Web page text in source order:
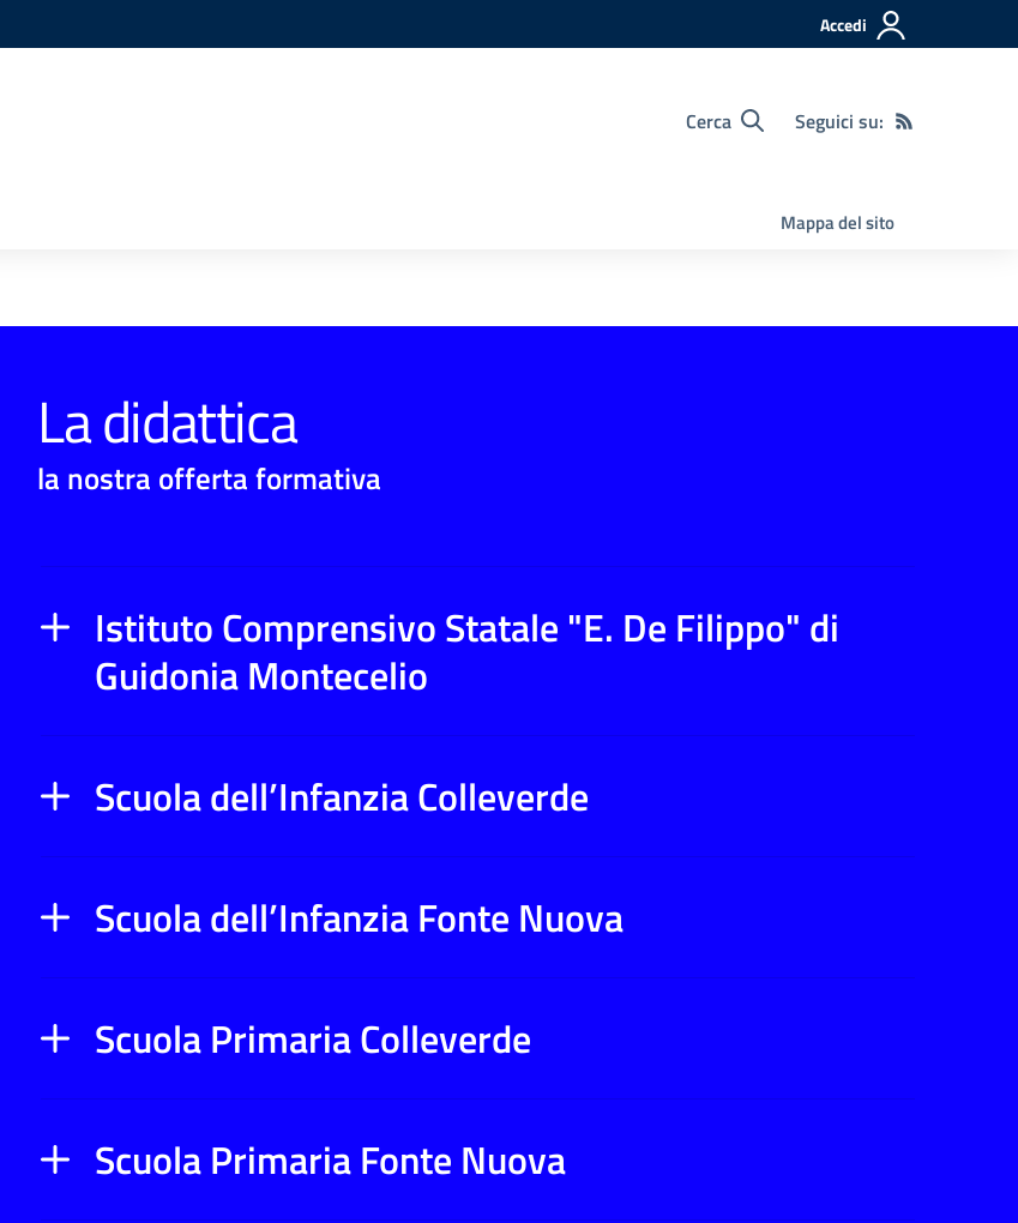
Accedi
Cerca Seguici su:
Mappa del sito
La didattica
la nostra offerta formativa
Istituto Comprensivo Statale "E. De Filippo" di
Guidonia Montecelio
Scuola dell’Infanzia Colleverde
Scuola dell’Infanzia Fonte Nuova
Scuola Primaria Colleverde
Scuola Primaria Fonte Nuova